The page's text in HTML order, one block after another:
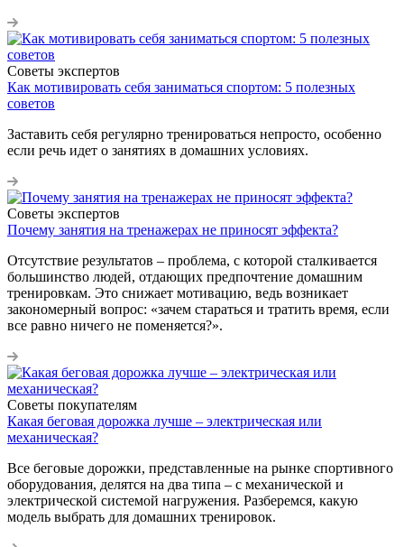
Советы экспертов
Как мотивировать себя заниматься спортом: 5 полезных
советов
Заставить себя регулярно тренироваться непросто, особенно
если речь идет о занятиях в домашних условиях.
Советы экспертов
Почему занятия на тренажерах не приносят эффекта?
Отсутствие результатов – проблема, с которой сталкивается
большинство людей, отдающих предпочтение домашним
тренировкам. Это снижает мотивацию, ведь возникает
закономерный вопрос: «зачем стараться и тратить время, если
все равно ничего не поменяется?».
Советы покупателям
Какая беговая дорожка лучше – электрическая или
механическая?
Все беговые дорожки, представленные на рынке спортивного
оборудования, делятся на два типа – с механической и
электрической системой нагружения. Разберемся, какую
модель выбрать для домашних тренировок.